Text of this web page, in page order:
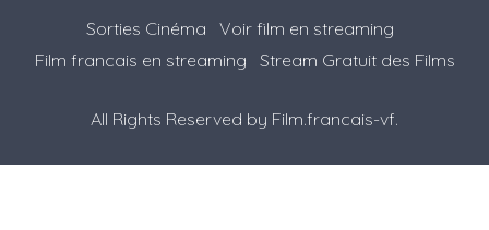
Sorties Cinéma
Voir film en streaming
Film francais en streaming
Stream Gratuit des Films
All Rights Reserved by Film.francais-vf.